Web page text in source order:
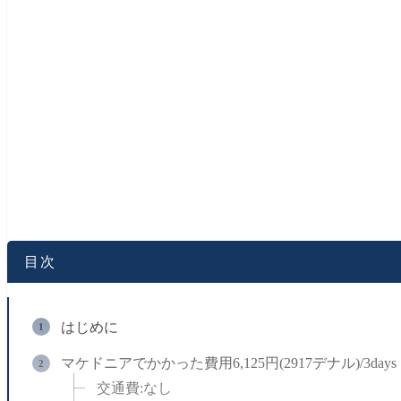
目次
はじめに
マケドニアでかかった費用6,125円(2917デナル)/3days
交通費:なし